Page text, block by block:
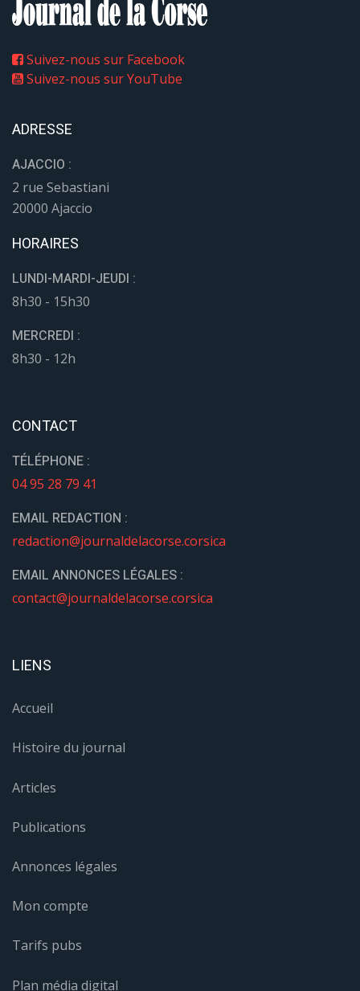
Suivez-nous sur Facebook
Suivez-nous sur YouTube
ADRESSE
AJACCIO :
2 rue Sebastiani
20000 Ajaccio
HORAIRES
LUNDI-MARDI-JEUDI :
8h30 - 15h30
MERCREDI :
8h30 - 12h
CONTACT
TÉLÉPHONE :
04 95 28 79 41
EMAIL REDACTION :
redaction@journaldelacorse.corsica
EMAIL ANNONCES LÉGALES :
contact@journaldelacorse.corsica
LIENS
Accueil
Histoire du journal
Articles
Publications
Annonces légales
Mon compte
Tarifs pubs
Plan média digital